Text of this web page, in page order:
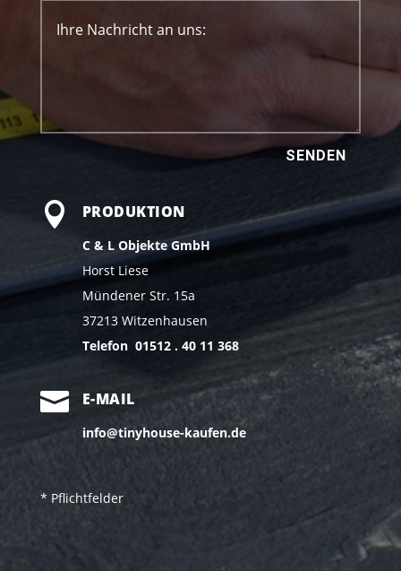
SENDEN
 PRODUKTION
C & L Objekte GmbH
Horst Liese
Mündener Str. 15a
37213 Witzenhausen
Telefon 01512 . 40 11 368
 E-MAIL
info@tinyhouse-kaufen.de
* Pflichtfelder